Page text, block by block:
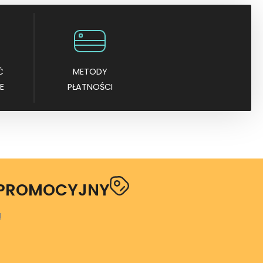
METODY
PŁATNOŚCI